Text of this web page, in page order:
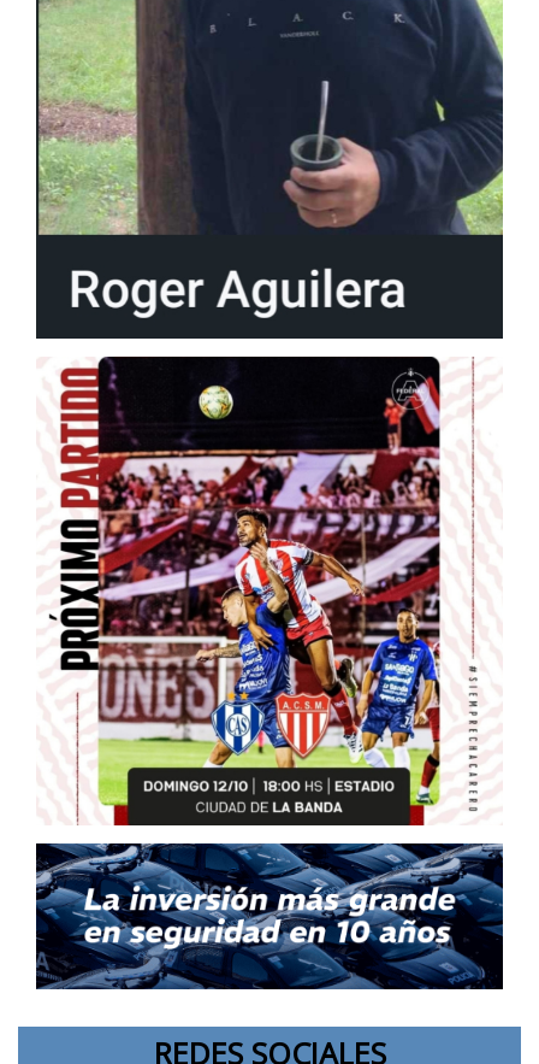
REDES SOCIALES